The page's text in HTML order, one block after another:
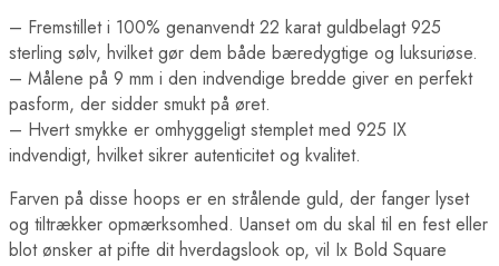
– Fremstillet i 100% genanvendt 22 karat guldbelagt 925
sterling sølv, hvilket gør dem både bæredygtige og luksuriøse.
– Målene på 9 mm i den indvendige bredde giver en perfekt
pasform, der sidder smukt på øret.
– Hvert smykke er omhyggeligt stemplet med 925 IX
indvendigt, hvilket sikrer autenticitet og kvalitet.
Farven på disse hoops er en strålende guld, der fanger lyset
og tiltrækker opmærksomhed. Uanset om du skal til en fest eller
blot ønsker at pifte dit hverdagslook op, vil Ix Bold Square